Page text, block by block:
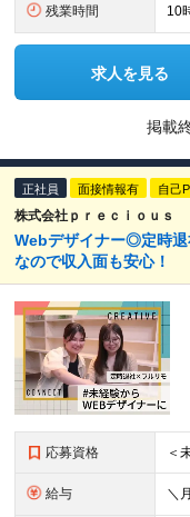
残業時間 10
求人を見る
掲載
正社員 面接情報有 自己
株式会社ｐｒｅｃｉｏｕｓ
Webデザイナー◎定時退
なので収入面も安心！
応募資格
給与